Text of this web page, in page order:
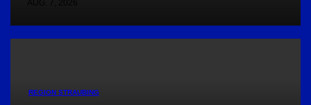
REGION STRAUBING